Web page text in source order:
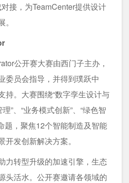
接，为TeamCenter提供设计
公开赛大赛由西门子主办，
委员会指导，并得到璞跃中
持。大赛围绕“数字孪生设计与
”、“业务模式创新”、“绿色智
题，聚焦12个智能制造及智能
发创新解决方案。
力转型升级的加速引擎，生态
头活水。公开赛邀请各领域的